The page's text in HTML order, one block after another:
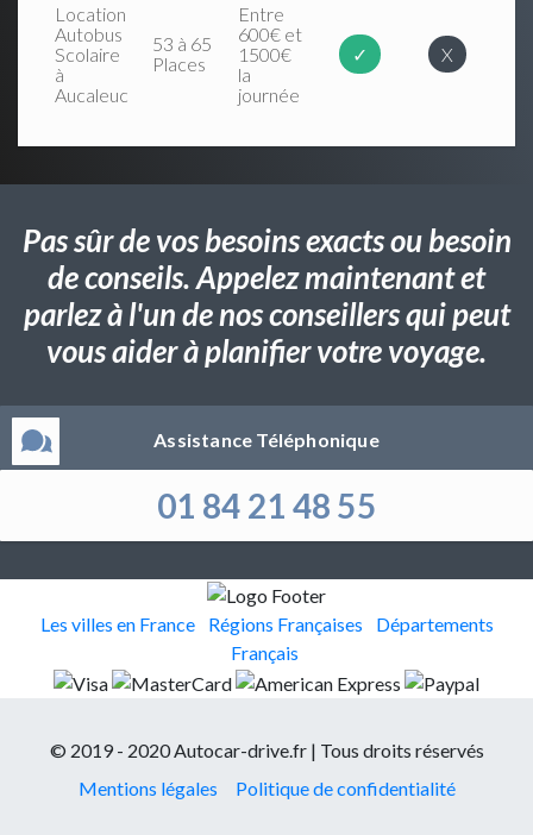
Location
Autobus
Scolaire
à
Aucaleuc
53 à 65
Places
Entre
600€ et
1500€
la
journée
✓ X
Pas sûr de vos besoins exacts ou besoin
de conseils. Appelez maintenant et
parlez à l'un de nos conseillers qui peut
vous aider à planifier votre voyage.
Assistance Téléphonique
01 84 21 48 55
Les villes en France Régions Françaises
Départements
Français
© 2019 - 2020 Autocar-drive.fr | Tous droits réservés
Mentions légales
Politique de confidentialité